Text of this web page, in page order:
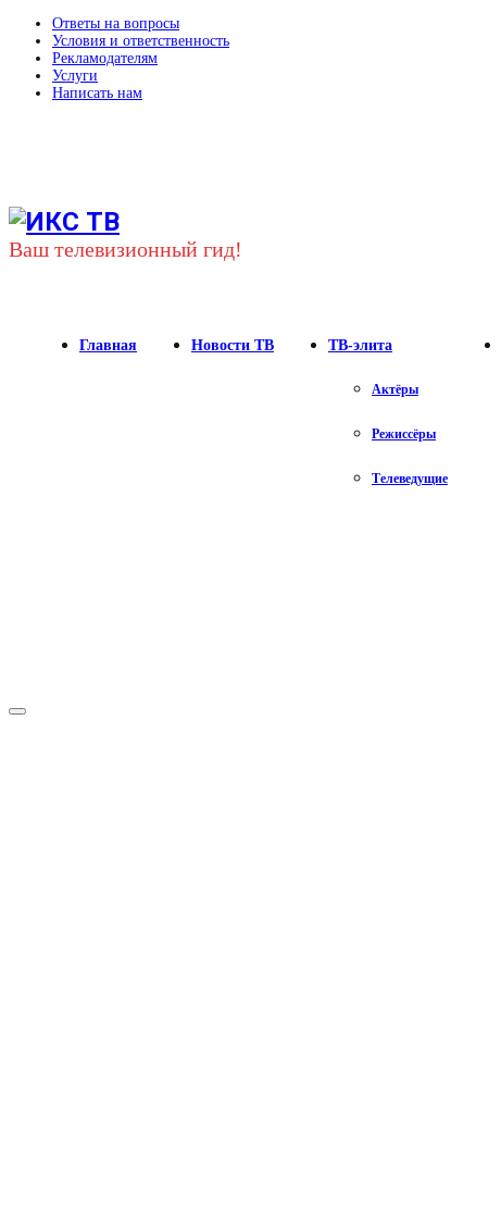
Ответы на вопросы
Условия и ответственность
Рекламодателям
Услуги
Написать нам
Ваш телевизионный гид!
Главная Новости ТВ ТВ-элита
Актёры
Режиссёры
Телеведущие
Primary